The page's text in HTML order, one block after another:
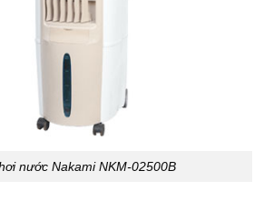
nước Nakami NKM-02500B